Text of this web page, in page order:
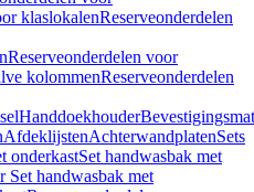
klaslokalenReserveonderdelen
Reserveonderdelen voor
kolommenReserveonderdelen
Handdoekhouder
AfdeklijstenAchterwandplatenSets
onderkastSet handwasbak met
Set handwasbak met